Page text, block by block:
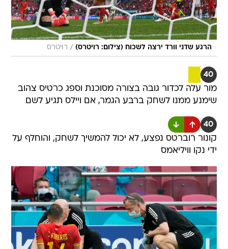
הרגע שדני וורד ירצה לשכוח (צילום: רויטרס) / רויטרס
40
מור עלה לכדור גובה בצורה מסוכנת וספג כרטיס צהוב
שימנע ממנו לשחק ברבע הגמר, אם ויילס תגיע לשם
40
קונור רוברטס נפצע, לא יכול להמשיך לשחק, והוחלף על
ידי נקו וויליאמס